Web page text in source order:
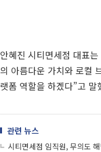
안혜진 시티면세점 대표
의 아름다운 가치와 로컬
랫폼 역할을 하겠다”고 말
관련 뉴스
시티면세점 임직원, 무의도